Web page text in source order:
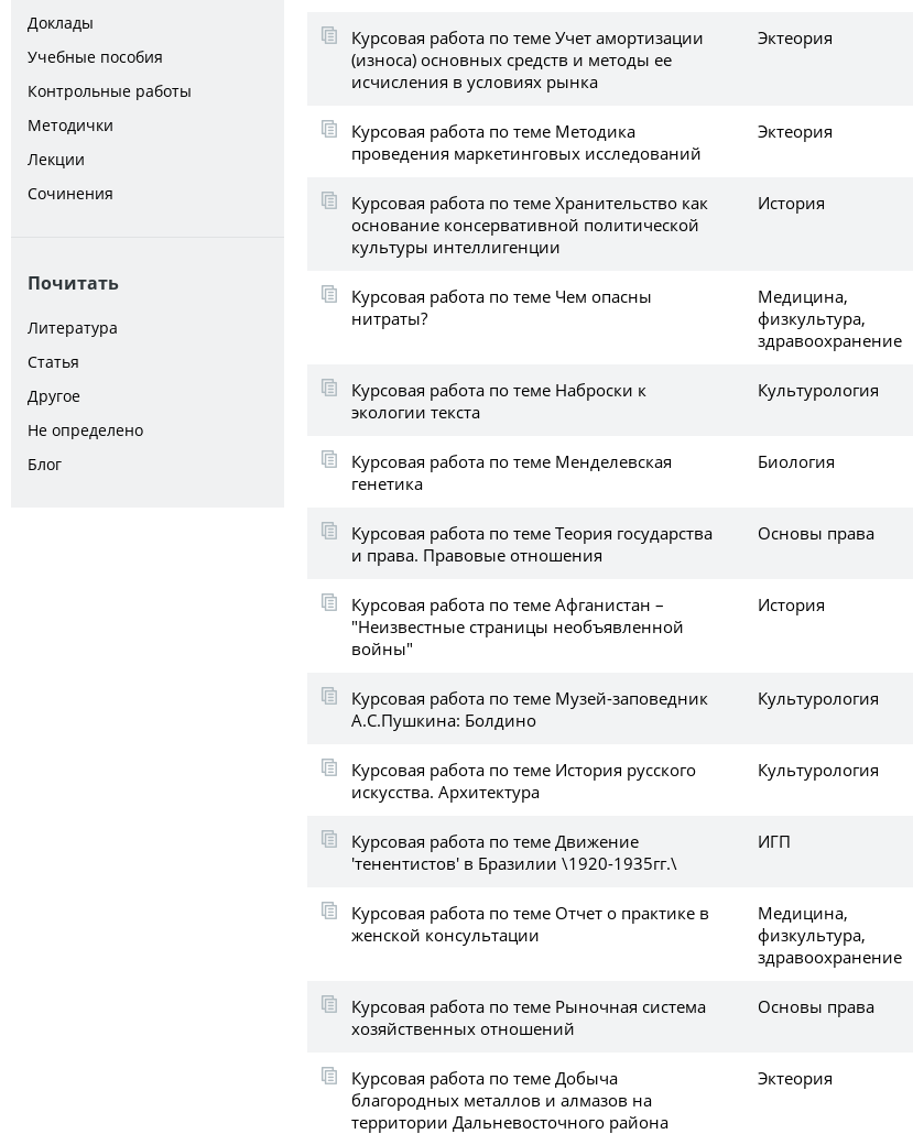
Доклады
Учебные пособия
Контрольные работы
Методички
Лекции
Сочинения
Почитать
Литература
Статья
Другое
Не определено
Блог
Курсовая работа по теме Учет амортизации
(износа) основных средств и методы ее
исчисления в условиях рынка
Эктеория
Курсовая работа по теме Методика
проведения маркетинговых исследований
Эктеория
Курсовая работа по теме Хранительство как
основание консервативной политической
культуры интеллигенции
История
Курсовая работа по теме Чем опасны
нитраты?
Медицина,
физкультура,
здравоохранение
Курсовая работа по теме Наброски к
экологии текста
Культурология
Курсовая работа по теме Менделевская
генетика
Биология
Курсовая работа по теме Теория государства
и права. Правовые отношения
Основы права
Курсовая работа по теме Афганистан –
"Неизвестные страницы необъявленной
войны"
История
Курсовая работа по теме Музей-заповедник
А.С.Пушкина: Болдино
Культурология
Курсовая работа по теме История русского
искусства. Архитектура
Культурология
Курсовая работа по теме Движение
'тенентистов' в Бразилии \1920-1935гг.\
ИГП
Курсовая работа по теме Отчет о практике в
женской консультации
Медицина,
физкультура,
здравоохранение
Курсовая работа по теме Рыночная система
хозяйственных отношений
Основы права
Курсовая работа по теме Добыча
благородных металлов и алмазов на
территории Дальневосточного района
Эктеория